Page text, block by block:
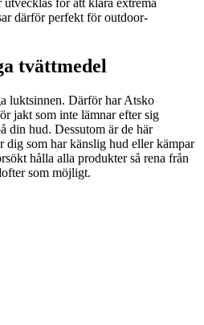
därför perfekt för outdoor-
tvättmedel
luktsinnen. Därför har Atsko
jakt som inte lämnar efter sig
din hud. Dessutom är de här
dig som har känslig hud eller kämpar
hålla alla produkter så rena från
som möjligt.